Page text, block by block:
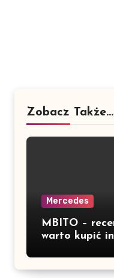
Zobacz Także...
Mercedes
MBITO –
warto kupić
możliwości